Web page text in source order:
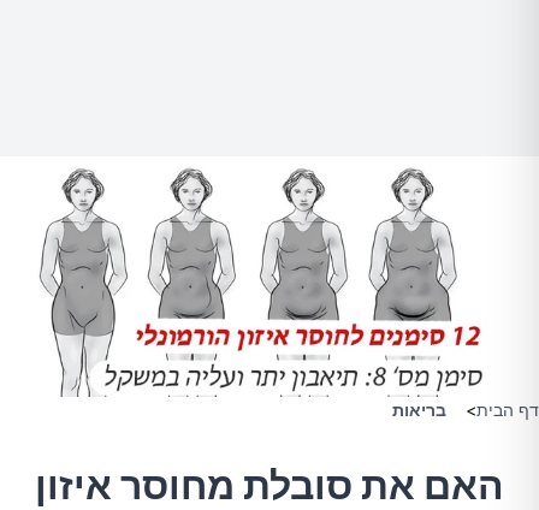
דף הבית> בריאות
האם את סובלת מחוסר איזון